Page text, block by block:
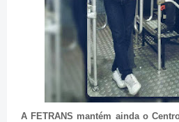
A FETRANS mantém ainda o